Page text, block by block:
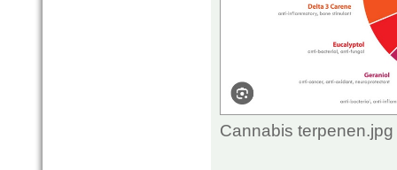
Cannabis